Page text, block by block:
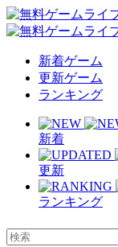
新着ゲーム
更新ゲーム
ランキング
新着
更新
ランキング